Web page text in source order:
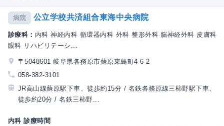
病院 公立学校共済組合東海中央病院
診療科： 内科 神経内科 循環器内科 外科 整形外科 脳神経外科 皮膚科
眼科 リハビリテーシ...
〒5048601 岐阜県各務原市蘇原東島町4-6-2
058-382-3101
JR高山線蘇原駅下車、徒歩約15分 / 名鉄各務原線三柿野駅下車、
徒歩約20分 / 名鉄三柿野...
内科 診療時間